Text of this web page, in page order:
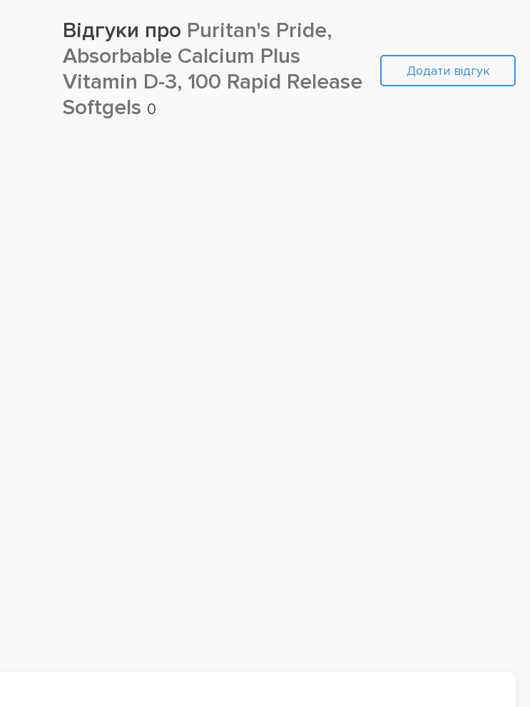
Відгуки про Puritan's Pride,
Absorbable Calcium Plus
Vitamin D-3, 100 Rapid Release
Softgels 0
Додати відгук